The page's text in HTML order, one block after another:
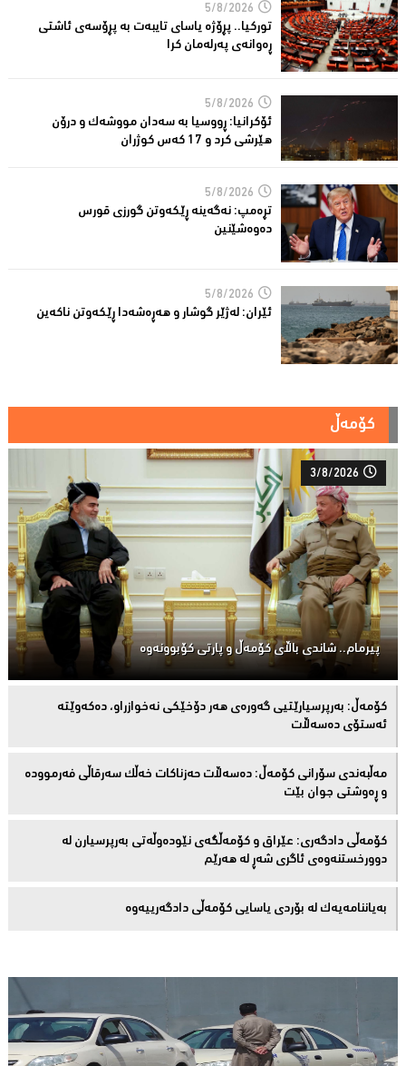
5/8/2026
توركیا.. پڕۆژه‌ یاسای تایبه‌ت به‌ پڕۆسه‌ی ئاشتی
ڕه‌وانه‌ی په‌رله‌مان كرا
5/8/2026
ئۆكرانیا: ڕووسیا به‌ سه‌دان مووشه‌ك و درۆن
هێرشی كرد و 17 كه‌س كوژران
5/8/2026
تڕه‌مپ: نه‌گه‌ینه‌ ڕێكه‌وتن گورزی قورس
ده‌وه‌شێنین
5/8/2026
ئێران: له‌ژێر گوشار و هەڕەشەدا ڕێکەوتن ناکەین
کۆمەڵ
3/8/2026
پیرمام.. شاندی باڵای كۆمه‌ڵ و پارتی كۆبوونه‌وه‌
كۆمەڵ: بەرپرسیارێتیی گەورەی هەر دۆخێکی نەخوازراو، دەكەوێتە
ئەستۆی دەسەڵات
مەڵبەندى سۆرانى کۆمەڵ: دەسەڵات حەزناکات خەڵک سەرقاڵى فەرموودە
و ڕەوشتى جوان بێت
کۆمەڵى دادگەرى: عێراق و كۆمەڵگەی نێودەوڵەتی بەرپرسیارن لە
دوورخستنەوەى ئاگری شەڕ لە هەرێم
بەیاننامەیەک لە بۆردی یاسایی کۆمەڵی دادگەرییەوە